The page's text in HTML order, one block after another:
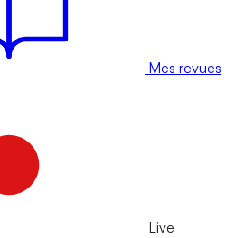
Mes revues
Live